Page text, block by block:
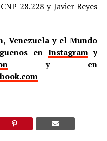
28.228 y Javier Reyes
Venezuela y el Mundo
en Instagramy
y en